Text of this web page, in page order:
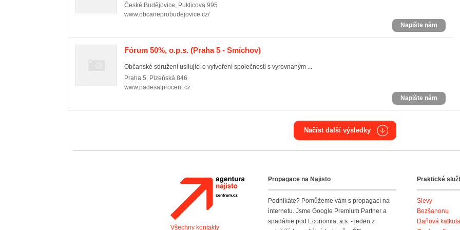
České Budějovice, Puklicova 995
www.obcaneprobudejovice.cz/
Napište nám
Fórum 50%, o.p.s. (Praha 5 - Smíchov)
Občanské sdružení usilující o vytvoření společnosti s vyrovnaným ...
Praha 5, Plzeňská 846
www.padesatprocent.cz
Napište nám
Načíst další výsledky
Agentura Najisto
Všechny kontakty
Propagace na Najisto
Podnikáte? Pomůžeme vám s propagací na
internetu. Jsme Google Premium Partner a
spadáme pod Economia, a.s. - jeden z
Praktické
Slevy
Bezšanonu
Daňová